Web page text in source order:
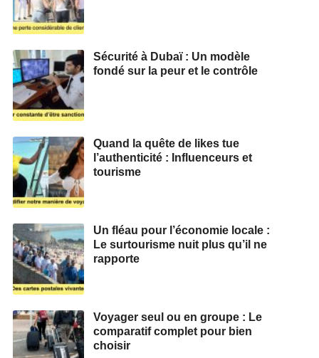
Sécurité à Dubaï : Un modèle
fondé sur la peur et le contrôle
Quand la quête de likes tue
l’authenticité : Influenceurs et
tourisme
Un fléau pour l’économie locale :
Le surtourisme nuit plus qu’il ne
rapporte
Voyager seul ou en groupe : Le
comparatif complet pour bien
choisir